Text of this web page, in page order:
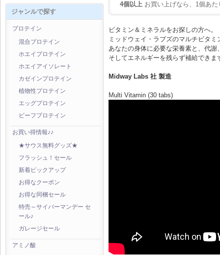
ジャンルで探す
プロテイン
混合プロテイン
ホエイプロテイン
ホエイアイソレート
カゼインプロテイン
植物性プロテイン
エッグプロテイン
ビーフプロテイン
お買い得情報♪♪
★サウス無料グッズ★
フラッシュ！セール
新着ピックアップ
お得なクーポン
お得な同梱セール
特売～サイバーマンデー セ
ール♪
ガレージセール
アミノ酸
4個以上 お買い上げなら、1個あた
ビタミン＆ミネラルをお探しの方へ。
ミッドウェイ・ラブズのマルチビタミ
あなたの身体に必要な栄養素と、代謝
そしてエネルギーを残らず補給できま
Midway Labs 社 製造
Multi Vitamin (30 tabs)